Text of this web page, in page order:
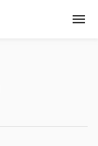
menu